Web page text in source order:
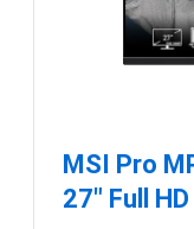
MSI Pro
27″ Full